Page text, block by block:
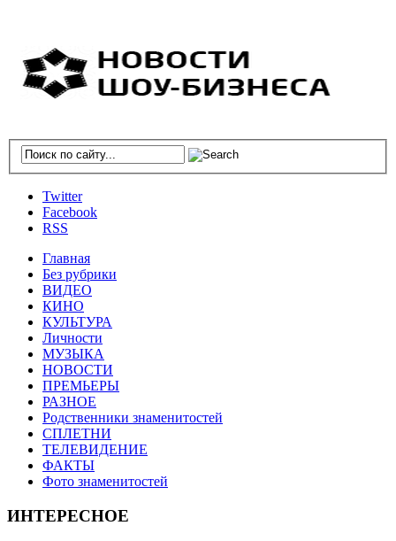
Twitter
Facebook
RSS
Главная
Без рубрики
ВИДЕО
КИНО
КУЛЬТУРА
Личности
МУЗЫКА
НОВОСТИ
ПРЕМЬЕРЫ
РАЗНОЕ
Родственники знаменитостей
СПЛЕТНИ
ТЕЛЕВИДЕНИЕ
ФАКТЫ
Фото знаменитостей
ИНТЕРЕСНОЕ